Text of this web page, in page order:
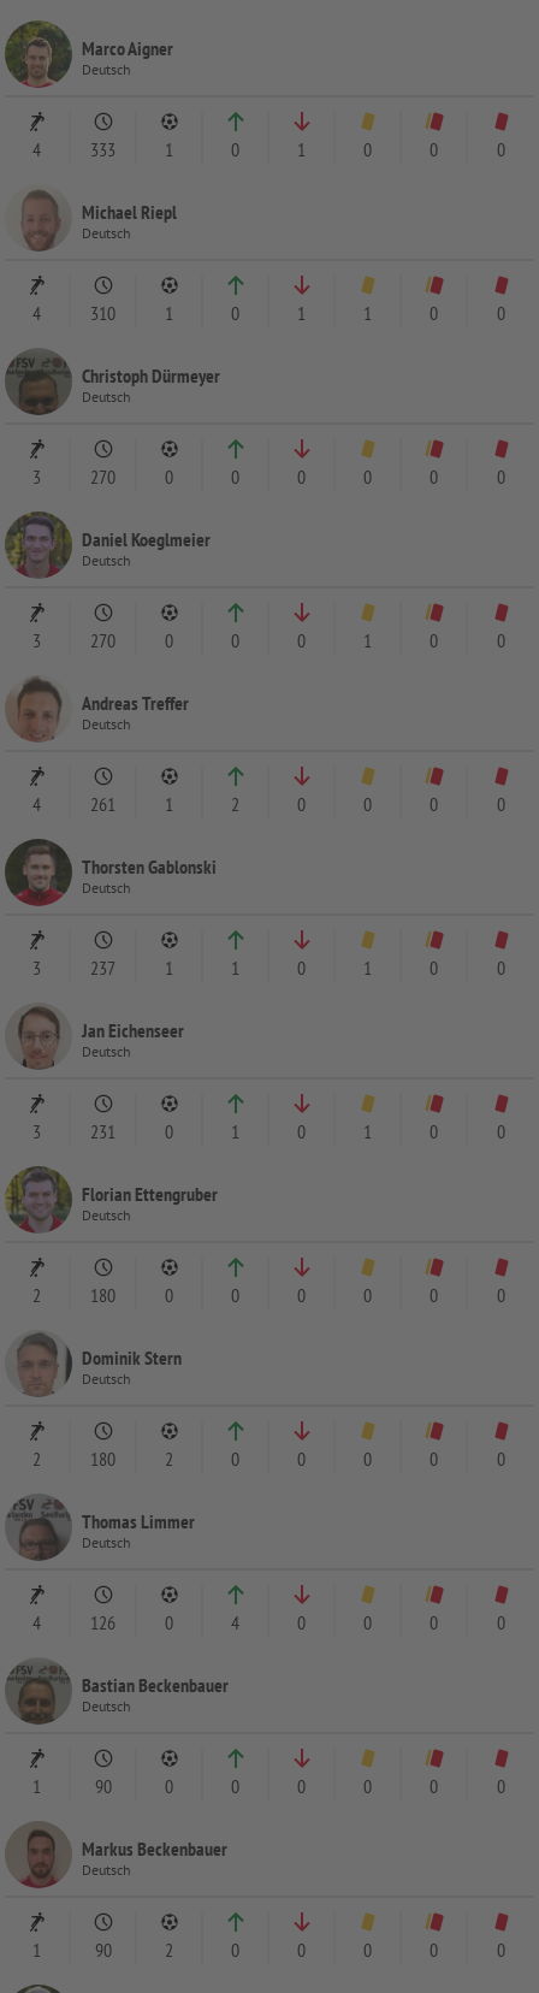
Marco Aigner
Deutsch
4 333 1 0 1 0 0 0
Michael Riepl
Deutsch
4 310 1 0 1 1 0 0
Christoph Dürmeyer
Deutsch
3 270 0 0 0 0 0 0
Daniel Koeglmeier
Deutsch
3 270 0 0 0 1 0 0
Andreas Treffer
Deutsch
4 261 1 2 0 0 0 0
Thorsten Gablonski
Deutsch
3 237 1 1 0 1 0 0
Jan Eichenseer
Deutsch
3 231 0 1 0 1 0 0
Florian Ettengruber
Deutsch
2 180 0 0 0 0 0 0
Dominik Stern
Deutsch
2 180 2 0 0 0 0 0
Thomas Limmer
Deutsch
4 126 0 4 0 0 0 0
Bastian Beckenbauer
Deutsch
1 90 0 0 0 0 0 0
Markus Beckenbauer
Deutsch
1 90 2 0 0 0 0 0